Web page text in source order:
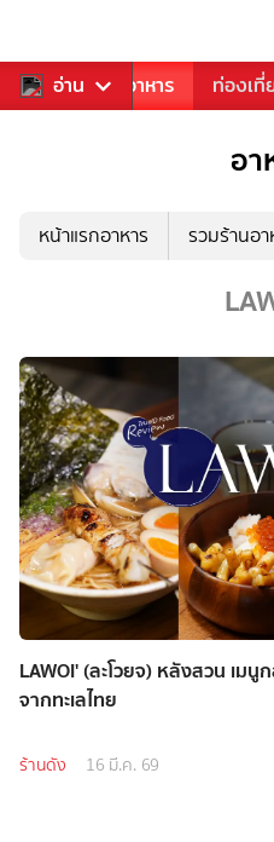
อ่าน
การเพลง อาหาร ท่องเที่
อา
หน้าแรกอาหาร รวมร้านอ
LAWOI' (ละโวยจ) หลังสวน เม
จากทะเลไทย
ร้านดัง 16 มี.ค. 69